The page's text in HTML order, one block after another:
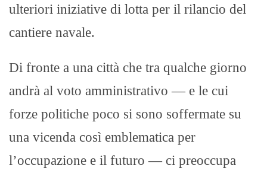
ulteriori iniziative di lotta per il rilancio del
cantiere navale.
Di fronte a una città che tra qualche giorno
andrà al voto amministrativo — e le cui
forze politiche poco si sono soffermate su
una vicenda così emblematica per
l’occupazione e il futuro — ci preoccupa